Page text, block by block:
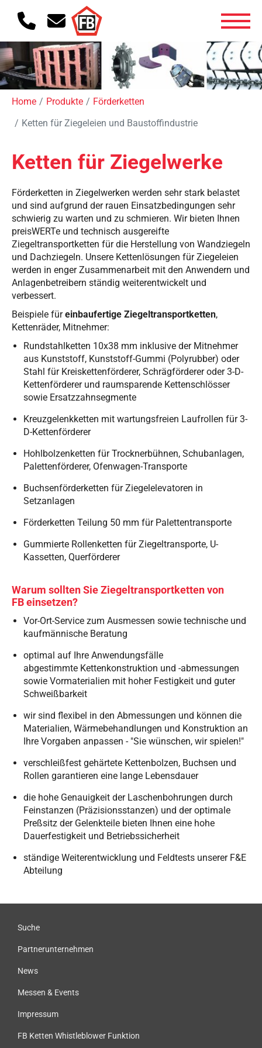
Home Produkte
Förderketten
Ketten für Ziegeleien und Baustoffindustrie
Ketten für Ziegelwerke
Förderketten in Ziegelwerken werden sehr stark belastet
und sind aufgrund der rauen Einsatzbedingungen sehr
schwierig zu warten und zu schmieren. Wir bieten Ihnen
preisWERTe und technisch ausgereifte
Ziegeltransportketten für die Herstellung von Wandziegeln
und Dachziegeln. Unsere Kettenlösungen für Ziegeleien
werden in enger Zusammenarbeit mit den Anwendern und
Anlagenbetreibern ständig weiterentwickelt und
verbessert.
Beispiele füreinbaufertige Ziegeltransportketten,
Kettenräder, Mitnehmer:
Rundstahlketten 10x38 mm inklusive der Mitnehmer
aus Kunststoff, Kunststoff-Gummi (Polyrubber) oder
Stahl für Kreiskettenförderer, Schrägförderer oder 3-D-
Kettenförderer und raumsparende Kettenschlösser
sowie Ersatzzahnsegmente
Kreuzgelenkketten mit wartungsfreien Laufrollen für 3-
D-Kettenförderer
Hohlbolzenketten für Trocknerbühnen, Schubanlagen,
Palettenförderer, Ofenwagen-Transporte
Buchsenförderketten für Ziegelelevatoren in
Setzanlagen
Förderketten Teilung 50 mm für Palettentransporte
Gummierte Rollenketten für Ziegeltransporte, U-
Kassetten, Querförderer
Warum sollten Sie Ziegeltransportketten von
FB einsetzen?
Vor-Ort-Service zum Ausmessen sowie technische und
kaufmännische Beratung
optimal auf Ihre Anwendungsfälle
abgestimmte Kettenkonstruktion und -abmessungen
sowie Vormaterialien mit hoher Festigkeit und guter
Schweißbarkeit
wir sind flexibel in den Abmessungen und können die
Materialien, Wärmebehandlungen und Konstruktion an
Ihre Vorgaben anpassen - "Sie wünschen, wir spielen!"
verschleißfest gehärtete Kettenbolzen, Buchsen und
Rollen garantieren eine lange Lebensdauer
die hohe Genauigkeit der Laschenbohrungen durch
Feinstanzen (Präzisionsstanzen) und der optimale
Preßsitz der Gelenkteile bieten Ihnen eine hohe
Dauerfestigkeit und Betriebssicherheit
ständige Weiterentwicklung und Feldtests unserer F&E
Abteilung
Suche
Partnerunternehmen
News
Messen & Events
Impressum
FB Ketten Whistleblower Funktion